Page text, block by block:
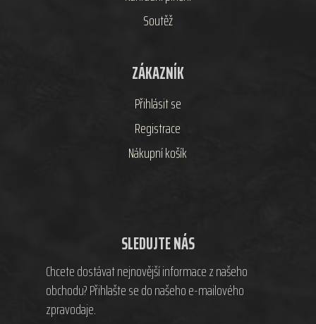
Soutěž
ZÁKAZNÍK
Přihlásit se
Registrace
Nákupní košík
SLEDUJTE NÁS
Chcete dostávat nejnovější informace z našeho
obchodu? Přihlašte se do našeho e-mailového
zpravodaje.